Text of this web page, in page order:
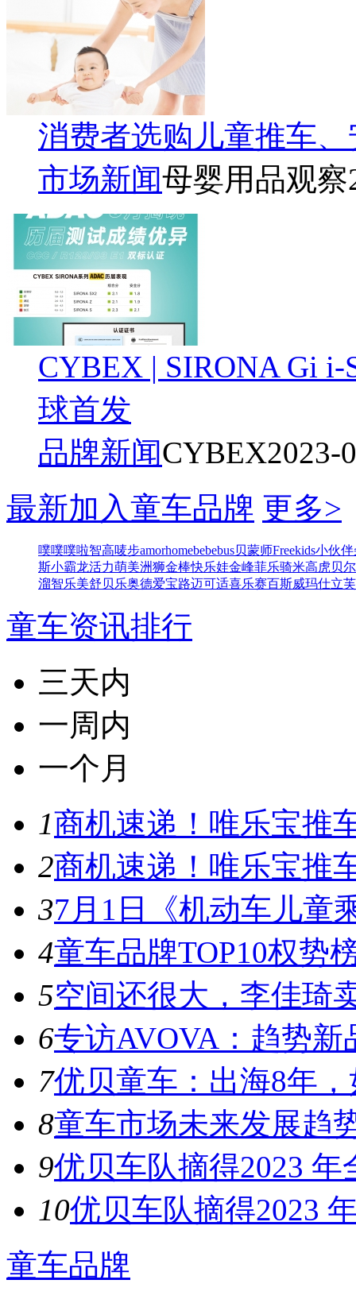
消费者选购儿童推车
市场新闻母婴用品观察
CYBEX | SIRONA Gi
球首发
品牌新闻CYBEX2023-
最新加入童车品牌 更多>
噗噗噗啦智高唛步amorhomebebebus贝蒙师Freekids小伙伴
斯小霸龙活力萌美洲狮金棒快乐娃金峰菲乐骑米高虎贝尔
溜智乐美舒贝乐奥德爱宝路迈可适喜乐赛百斯威玛仕立芙
童车资讯排行
三天内
一周内
一个月
1商机速递！唯乐宝推
2商机速递！唯乐宝推
37月1日《机动车儿童
4童车品牌TOP10权势
5空间还很大，李佳琦
6专访AVOVA：趋势
7优贝童车：出海8年
8童车市场未来发展趋
9优贝车队摘得2023
10优贝车队摘得2023
童车品牌